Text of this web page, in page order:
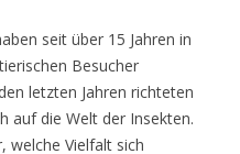
seit über 15 Jahren in
Besucher
letzten Jahren richteten
auf die Welt der Insekten.
welche Vielfalt sich